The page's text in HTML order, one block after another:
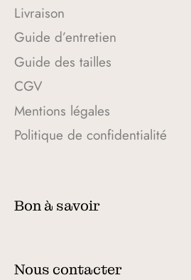
Livraison
Guide d’entretien
Guide des tailles
CGV
Mentions légales
Politique de confidentialité
Bon à savoir
Nous contacter